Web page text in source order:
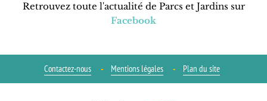
Retrouvez toute l'actualité de Parcs et Jardins sur
Facebook
Contactez-nous Mentions légales Plan du site